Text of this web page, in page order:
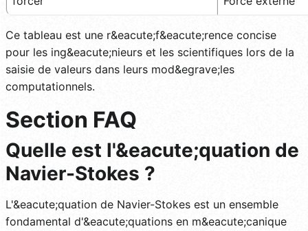
Ce tableau est une r&eacute;f&eacute;rence concise
pour les ing&eacute;nieurs et les scientifiques lors de la
saisie de valeurs dans leurs mod&egrave;les
computationnels.
Section FAQ
Quelle est l'&eacute;quation de
Navier-Stokes ?
L'&eacute;quation de Navier-Stokes est un ensemble
fondamental d'&eacute;quations en m&eacute;canique